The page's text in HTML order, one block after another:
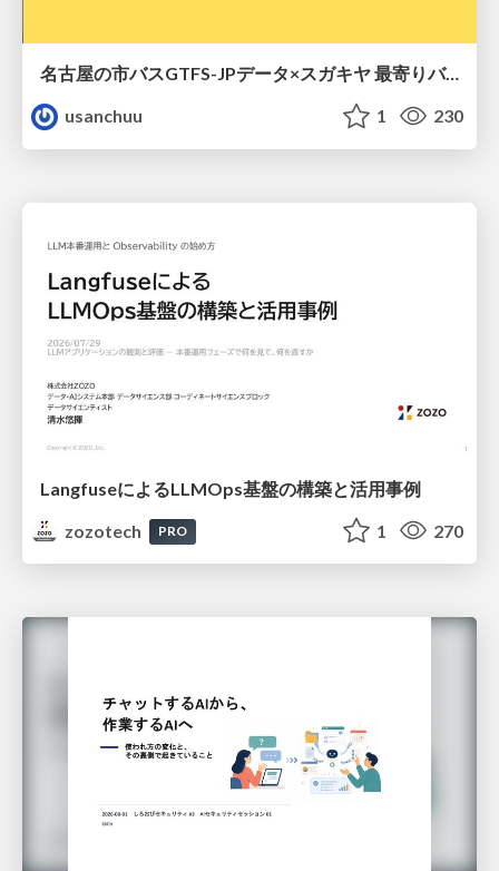
名古屋の市バスGTFS-JPデータ×スガキヤ 最寄りバス停検索をAmazon ElastiCache Serverless for Valkeyで最適化する
usanchuu
1 230
LangfuseによるLLMOps基盤の構築と活用事例
zozotech
PRO 1 270